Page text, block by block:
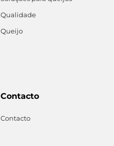
Qualidade
Queijo
Contacto
Contacto